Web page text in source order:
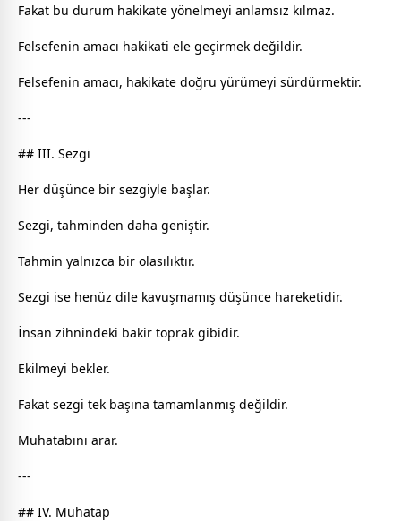
Fakat bu durum hakikate yönelmeyi anlamsız kılmaz.
Felsefenin amacı hakikati ele geçirmek değildir.
Felsefenin amacı, hakikate doğru yürümeyi sürdürmektir.
---
## III. Sezgi
Her düşünce bir sezgiyle başlar.
Sezgi, tahminden daha geniştir.
Tahmin yalnızca bir olasılıktır.
Sezgi ise henüz dile kavuşmamış düşünce hareketidir.
İnsan zihnindeki bakir toprak gibidir.
Ekilmeyi bekler.
Fakat sezgi tek başına tamamlanmış değildir.
Muhatabını arar.
---
## IV. Muhatap